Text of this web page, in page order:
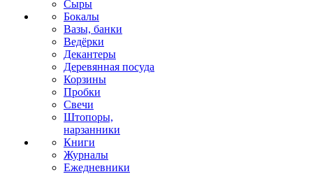
Сыры
Бокалы
Вазы, банки
Ведёрки
Декантеры
Деревянная посуда
Корзины
Пробки
Свечи
Штопоры,
нарзанники
Книги
Журналы
Ежедневники